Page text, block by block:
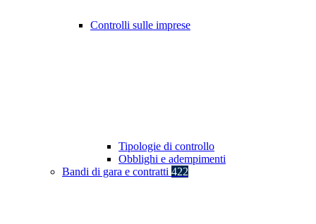
Controlli sulle imprese
Tipologie di controllo
Obblighi e adempimenti
Bandi di gara e contratti 422